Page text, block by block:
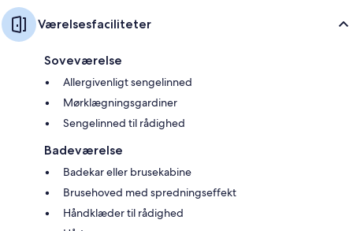
Værelsesfaciliteter
Soveværelse
Allergivenligt sengelinned
Mørklægningsgardiner
Sengelinned til rådighed
Badeværelse
Badekar eller brusekabine
Brusehoved med spredningseffekt
Håndklæder til rådighed